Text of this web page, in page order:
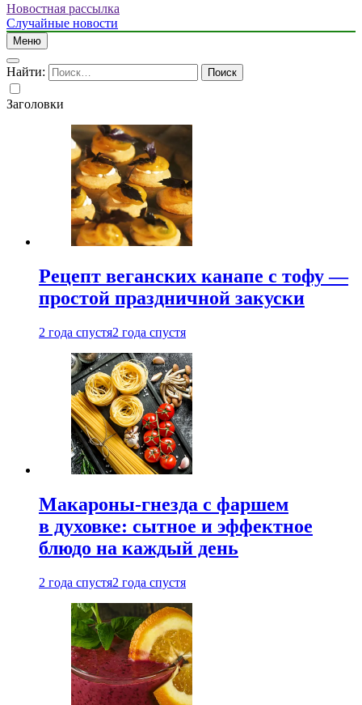
Новостная рассылка
Случайные новости
Меню
Найти:
Заголовки
Рецепт веганских канапе с тофу —
простой праздничной закуски
2 года спустя2 года спустя
Макароны-гнезда с фаршем
в духовке: сытное и эффектное
блюдо на каждый день
2 года спустя2 года спустя